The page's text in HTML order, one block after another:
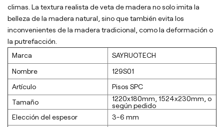
climas. La textura realista de veta de madera no solo imita la
belleza de la madera natural, sino que también evita los
inconvenientes de la madera tradicional, como la deformación o
la putrefacción.
Marca
SAYRUOTECH
Nombre
129S01
Artículo
Pisos SPC
Tamaño
1220x180mm, 1524x230mm, o
según pedido
Elección del espesor
3-6 mm